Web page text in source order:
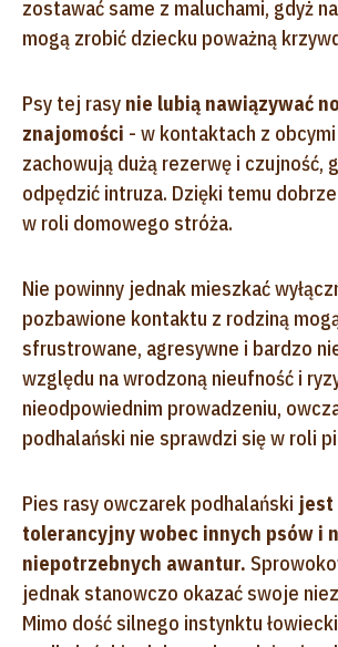
zostawać same z maluchami, gdyż
mogą zrobić dziecku poważną
Psy tej rasy nie lubią nawiązywać
znajomości - w kontaktach z
zachowują dużą rezerwę i czujność,
odpędzić intruza. Dzięki temu
w roli domowego stróża.
Nie powinny jednak mieszkać
pozbawione kontaktu z rodziną
sfrustrowane, agresywne i bardzo
względu na wrodzoną nieufność i
nieodpowiednim prowadzeniu,
podhalański nie sprawdzi się w roli
Pies rasy owczarek podhalański jest
tolerancyjny wobec innych psów i
niepotrzebnych awantur.
jednak stanowczo okazać swoje
Mimo dość silnego instynktu